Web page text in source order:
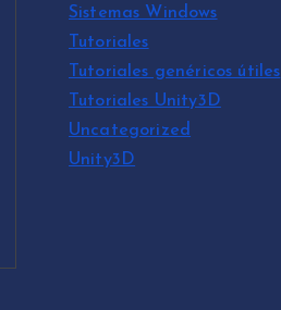
Sistemas Windows
Tutoriales
Tutoriales genéricos útiles
Tutoriales Unity3D
Uncategorized
Unity3D